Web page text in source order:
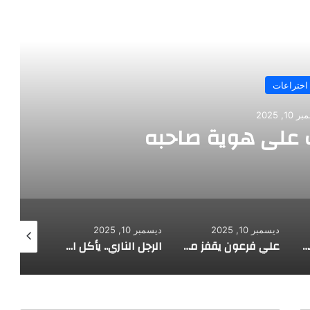
اختراعات
2025
هوية صاحبه
طفل مصري يخرج قصاصات الورق من أنفه وفمه
ديسمبر 10, 2025
علي فرعون يقفز من الطابق العشرين ويأكل النار ويحطم سورا
ديسمبر 10, 2025
الرجل الناري.. يأكل الجمر ويثني الحديد بأسنانه
ديسمبر 10, 2025